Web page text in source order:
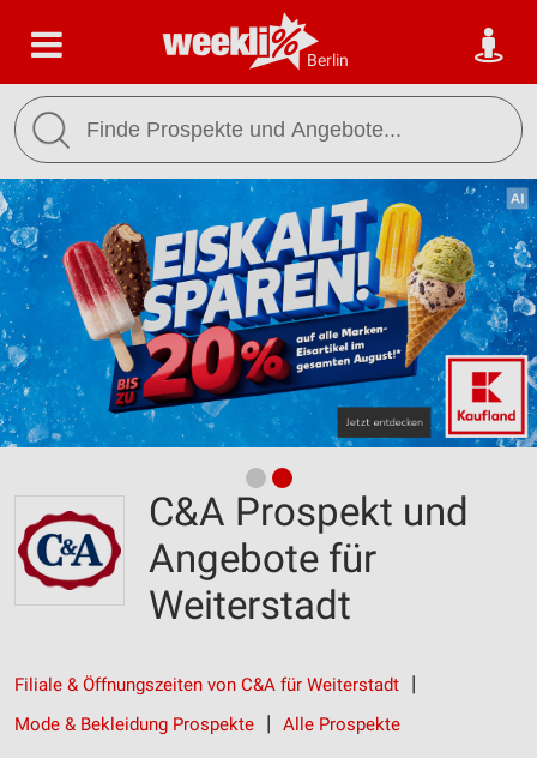
Berlin
C&A Prospekt und
Angebote für
Weiterstadt
Filiale & Öffnungszeiten von C&A für Weiterstadt
Mode & Bekleidung Prospekte
Alle Prospekte